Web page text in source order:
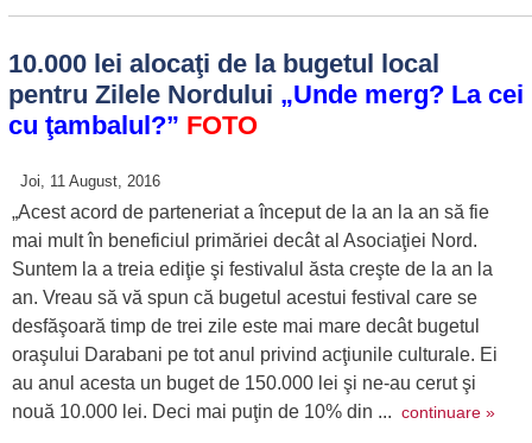
10.000 lei alocaţi de la bugetul local
pentru Zilele Nordului „Unde merg? La cei
cu ţambalul?” FOTO
Joi, 11 August, 2016
„Acest acord de parteneriat a început de la an la an să fie
mai mult în beneficiul primăriei decât al Asociaţiei Nord.
Suntem la a treia ediţie şi festivalul ăsta creşte de la an la
an. Vreau să vă spun că bugetul acestui festival care se
desfăşoară timp de trei zile este mai mare decât bugetul
oraşului Darabani pe tot anul privind acţiunile culturale. Ei
au anul acesta un buget de 150.000 lei şi ne-au cerut şi
nouă 10.000 lei. Deci mai puţin de 10% din ... continuare »